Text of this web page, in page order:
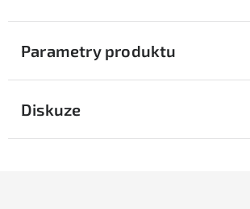
Parametry produktu
Diskuze